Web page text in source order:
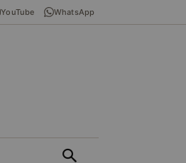
YouTube WhatsApp